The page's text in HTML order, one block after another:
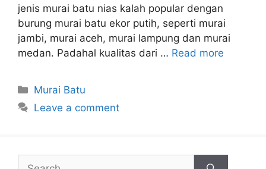
jenis murai batu nias kalah popular dengan
burung murai batu ekor putih, seperti murai
jambi, murai aceh, murai lampung dan murai
medan. Padahal kualitas dari … Read more
Categories
Murai Batu
Leave a comment